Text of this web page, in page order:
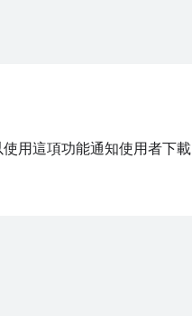
使用這項功能通知使用者下載